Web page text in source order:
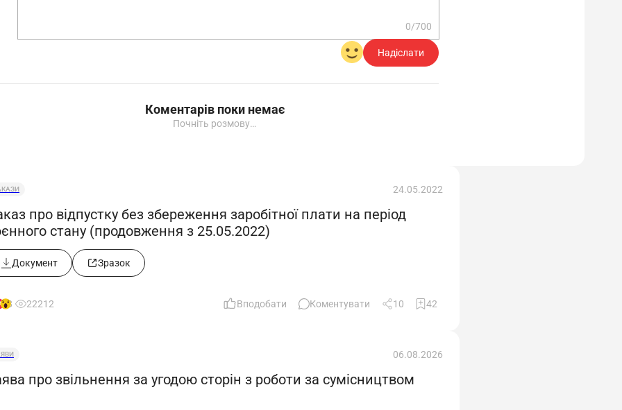
0/700
Надіслати
Коментарів поки немає
Почніть розмову…
24.05.2022
про відпустку без збереження заробітної плати на період
стану (продовження з 25.05.2022)
Документ Зразок
8 22212 Вподобати Коментувати 10 42
06.08.2026
про звільнення за угодою сторін з роботи за сумісництвом